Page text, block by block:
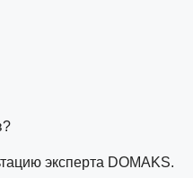
эксперта DOMAKS.